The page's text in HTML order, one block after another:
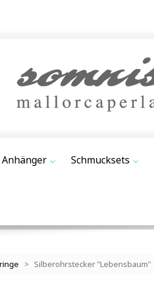
Anhänger Schmucksets
> Silberohrstecker "Lebensbaum"